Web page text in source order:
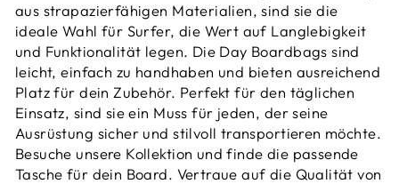
aus strapazierfähigen Materialien, sind sie die
ideale Wahl für Surfer, die Wert auf Langlebigkeit
und Funktionalität legen. Die Day Boardbags sind
leicht, einfach zu handhaben und bieten ausreichend
Platz für dein Zubehör. Perfekt für den täglichen
Einsatz, sind sie ein Muss für jeden, der seine
Ausrüstung sicher und stilvoll transportieren möchte.
Besuche unsere Kollektion und finde die passende
Tasche für dein Board. Vertraue auf die Qualität von